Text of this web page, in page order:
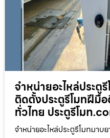
จำหน่ายอะไหล่ประตู
ติดตั้งประตูรีโมทฝีมื
ทั่วไทย ประตูรีโมท
จำหน่ายอะไหล่ประตูรีโมทมาบ